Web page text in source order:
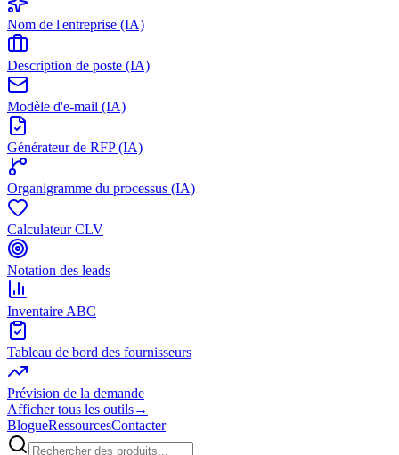
Nom de l'entreprise (IA)
Description de poste (IA)
Modèle d'e-mail (IA)
Générateur de RFP (IA)
Organigramme du processus (IA)
Calculateur CLV
Notation des leads
Inventaire ABC
Tableau de bord des fournisseurs
Prévision de la demande
Afficher tous les outils→
BlogueRessourcesContacter